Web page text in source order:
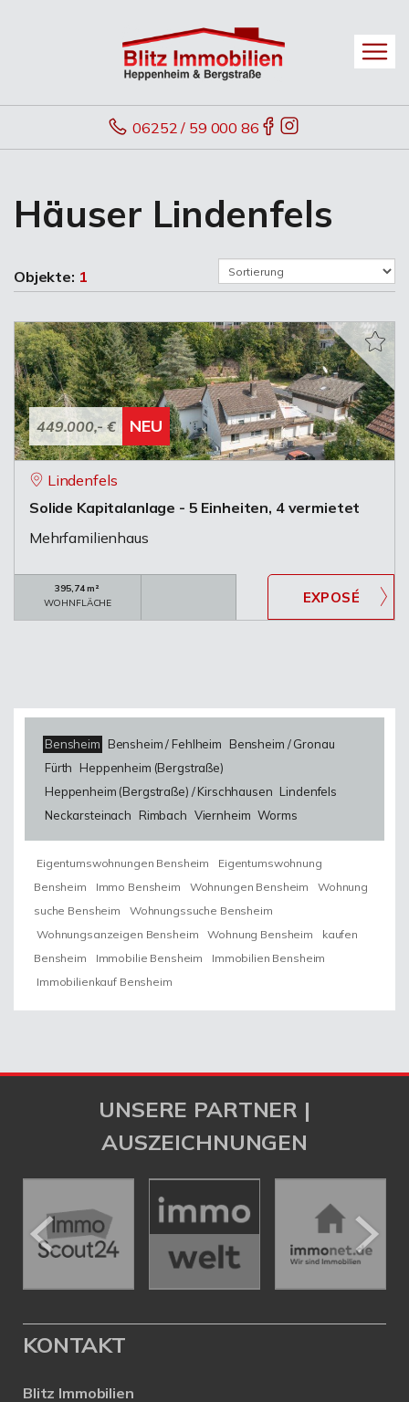
06252 / 59 000 86
Häuser Lindenfels
Objekte: 1
449.000,- € NEU
Lindenfels
Solide Kapitalanlage - 5 Einheiten, 4 vermietet
Mehrfamilienhaus
395,74 m²
WOHNFLÄCHE
Bensheim Bensheim / Fehlheim
Bensheim / Gronau
Fürth
Heppenheim (Bergstraße)
Heppenheim (Bergstraße) / Kirschhausen Lindenfels
Neckarsteinach
Rimbach Viernheim Worms
Eigentumswohnungen Bensheim
Eigentumswohnung
Bensheim
Immo Bensheim Wohnungen Bensheim
Wohnung
suche Bensheim
Wohnungssuche Bensheim
Wohnungsanzeigen Bensheim
Wohnung Bensheim
kaufen
Bensheim
Immobilie Bensheim
Immobilien Bensheim
Immobilienkauf Bensheim
UNSERE PARTNER |
AUSZEICHNUNGEN
KONTAKT
Blitz Immobilien